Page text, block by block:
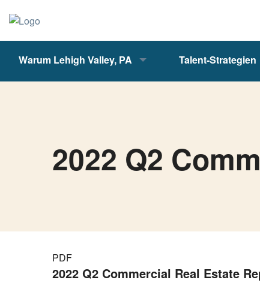
Warum Lehigh Valley, PA Talent-Strategien
2022 Q2
PDF
2022 Q2 Commercial Real Estate